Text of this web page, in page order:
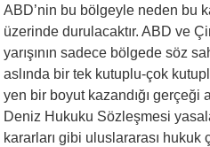
ABD’nin bu bölgeyle neden bu
üzerinde durulacaktır. ABD ve
yarışının sadece bölgede söz
aslında bir tek kutuplu-çok
yen bir boyut kazandığı gerçeği
Deniz Hukuku Sözleşmesi
kararları gibi uluslararası